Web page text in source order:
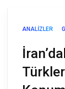
ANALIZLER